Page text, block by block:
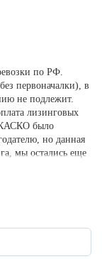
по РФ.
первоначалки), в
не подлежит.
лизинговых
КАСКО было
но данная
мы остались еще